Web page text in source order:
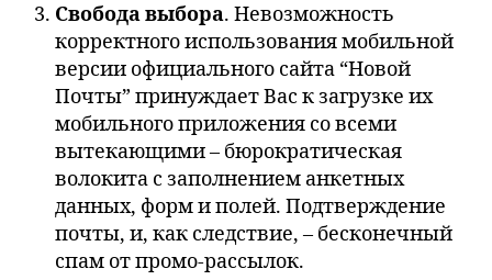
Свобода выбора. Невозможность
корректного использования мобильной
версии официального сайта “Новой
Почты” принуждает Вас к загрузке их
мобильного приложения со всеми
вытекающими – бюрократическая
волокита с заполнением анкетных
данных, форм и полей. Подтверждение
почты, и, как следствие, – бесконечный
спам от промо-рассылок.